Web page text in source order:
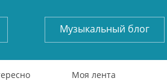
Музыкальный блог
Моя лента